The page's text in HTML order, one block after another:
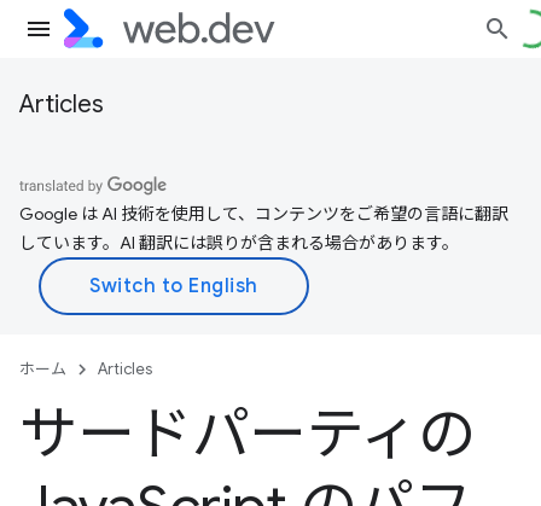
Articles
Google は AI 技術を使用して、コンテンツをご希望の言語に翻訳
しています。AI 翻訳には誤りが含まれる場合があります。
ホーム Articles
サードパーティの